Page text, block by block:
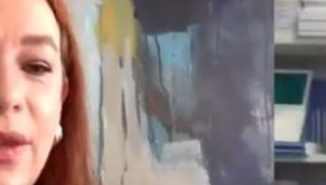
Derecho al
desarrollo
Por país
Bolivia
Declaraciones en la
ONU